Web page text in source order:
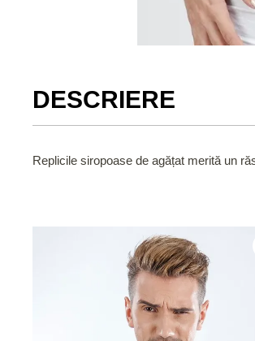
DESCRIERE
Replicile siropoase de agățat merită un